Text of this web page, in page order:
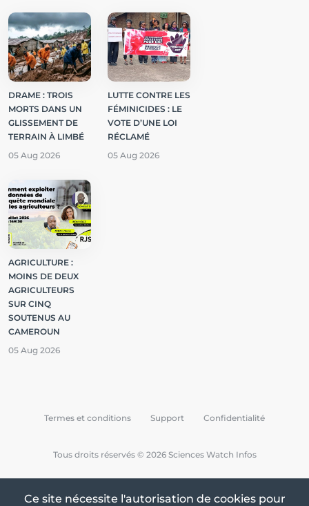
DRAME : TROIS
MORTS DANS UN
GLISSEMENT DE
TERRAIN À LIMBÉ
05 Aug 2026
LUTTE CONTRE LES
FÉMINICIDES : LE
VOTE D’UNE LOI
RÉCLAMÉ
05 Aug 2026
AGRICULTURE :
MOINS DE DEUX
AGRICULTEURS
SUR CINQ
SOUTENUS AU
CAMEROUN
05 Aug 2026
Tous droits réservés © 2026 Sciences Watch Infos
Termes et conditions Support Confidentialité
Ce site nécessite l'autorisation de cookies pour